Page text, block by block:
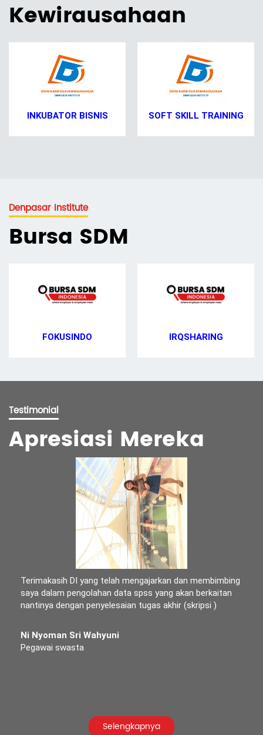
Kewirausahaan
INKUBATOR BISNIS SOFT SKILL TRAINING
Denpasar Institute
Bursa SDM
FOKUSINDO IRQSHARING
Testimonial
Apresiasi Mereka
Terimakasih DI yang telah mengajarkan dan membimbing
saya dalam pengolahan data spss yang akan berkaitan
nantinya dengan penyelesaian tugas akhir (skripsi )
Ni Nyoman Sri Wahyuni
Pegawai swasta
Selengkapnya